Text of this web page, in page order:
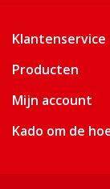
Klantenservice
Producten
Mijn account
Kado om de